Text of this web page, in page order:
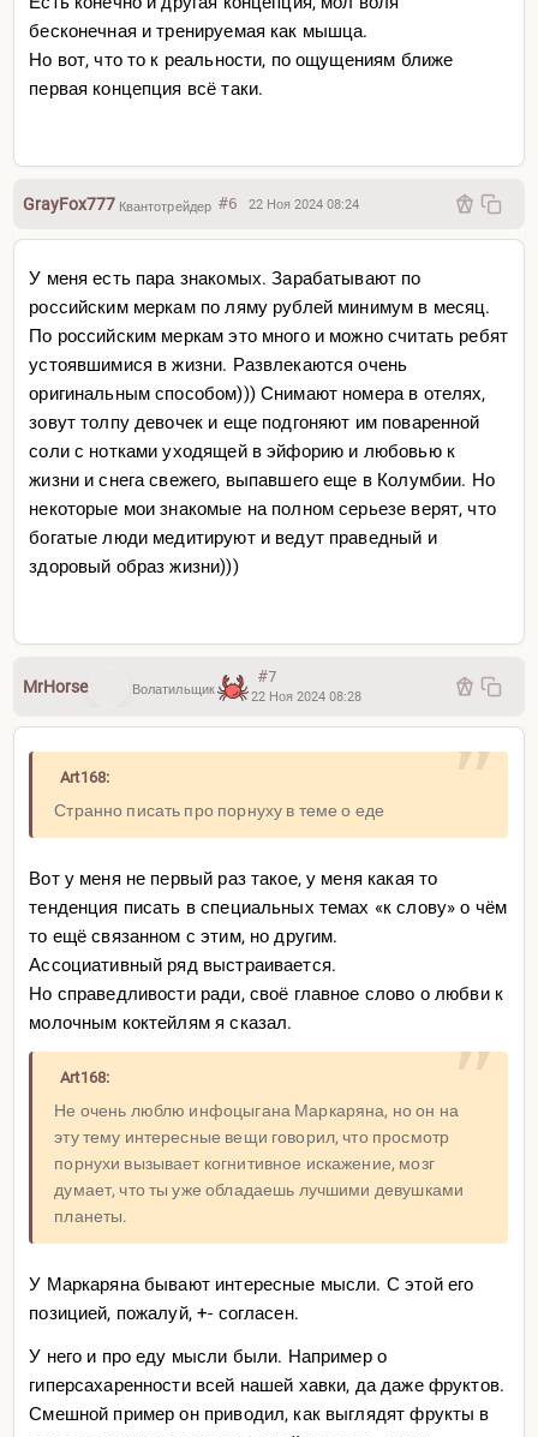
бесконечная и тренируемая как мышца.
Но вот, что то к реальности, по ощущениям ближе
первая концепция всё таки.
GrayFox777 Квантотрейдер #6 22 Ноя 2024 08:24
У меня есть пара знакомых. Зарабатывают по
российским меркам по ляму рублей минимум в месяц.
По российским меркам это много и можно считать ребят
устоявшимися в жизни. Развлекаются очень
оригинальным способом))) Снимают номера в отелях,
зовут толпу девочек и еще подгоняют им поваренной
соли с нотками уходящей в эйфорию и любовью к
жизни и снега свежего, выпавшего еще в Колумбии. Но
некоторые мои знакомые на полном серьезе верят, что
богатые люди медитируют и ведут праведный и
здоровый образ жизни)))
MrHorse Волатильщик
#7
22 Ноя 2024 08:28
Art168:
Странно писать про порнуху в теме о еде
Вот у меня не первый раз такое, у меня какая то
тенденция писать в специальных темах «к слову» о чём
то ещё связанном с этим, но другим.
Ассоциативный ряд выстраивается.
Но справедливости ради, своё главное слово о любви к
молочным коктейлям я сказал.
Art168:
Не очень люблю инфоцыгана Маркаряна, но он на
эту тему интересные вещи говорил, что просмотр
порнухи вызывает когнитивное искажение, мозг
думает, что ты уже обладаешь лучшими девушками
планеты.
У Маркаряна бывают интересные мысли. С этой его
позицией, пожалуй, +- согласен.
У него и про еду мысли были. Например о
гиперсахаренности всей нашей хавки, да даже фруктов.
Смешной пример он приводил, как выглядят фрукты в